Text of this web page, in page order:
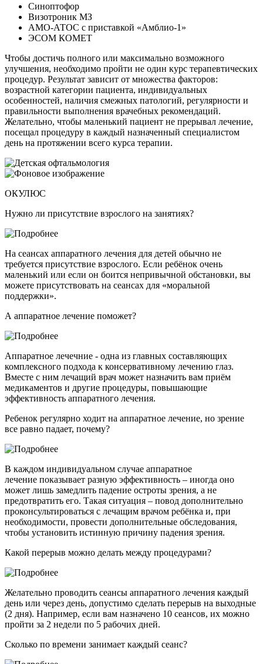
Синоптофор
Визотроник МЗ
АМО-АТОС с приставкой «Амблио-1»
ЭСОМ КОМЕТ
Чтобы достичь полного или максимально возможного
улучшения, необходимо пройти не один курс терапевтических
процедур. Результат зависит от множества факторов:
возрастной категории пациента, индивидуальных
особенностей, наличия смежных патологий, регулярности и
правильности выполнения врачебных рекомендаций.
Желательно, чтобы маленький пациент не прерывал лечение,
посещал процедуру в каждый назначенный специалистом
день на протяжении всего курса терапии.
ОКУЛЮС
Нужно ли присутствие взрослого на занятиях?
На сеансах аппаратного лечения для детей обычно не
требуется присутствие взрослого. Если ребёнок очень
маленький или если он боится непривычной обстановки, вы
можете присутствовать на сеансах для «моральной
поддержки».
А аппаратное лечение поможет?
Аппаратное лечечние - одна из главных составляющих
комплексного подхода к консервативному лечению глаз.
Вместе с ним лечащий врач может назначить вам приём
медикаментов и другие процедуры, повышающие
эффективность аппаратного лечения.
Ребенок регулярно ходит на аппаратное лечение, но зрение
все равно падает, почему?
В каждом индивидуальном случае аппаратное
лечение показывает разную эффективность – иногда оно
может лишь замедлить падение остроты зрения, а не
предотвратить его. Такая ситуация – повод дополнительно
проконсультироваться с лечащим врачом ребёнка и, при
необходимости, провести дополнительные обследования,
чтобы установить истинную причину падения зрения.
Какой перерыв можно делать между процедурами?
Желательно проводить сеансы аппаратного лечения каждый
день или через день, допустимо сделать перерыв на выходные
(2 дня). Например, если вам назначено 10 сеансов, их можно
пройти за 2 недели по 5 рабочих дней.
Сколько по времени занимает каждый сеанс?